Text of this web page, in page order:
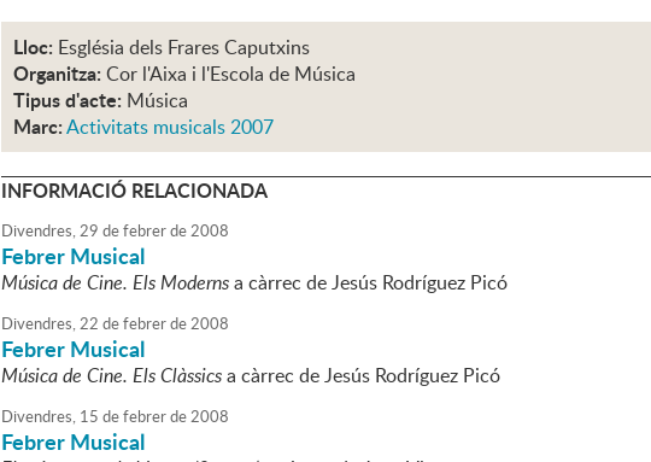
Lloc: Església dels Frares Caputxins
Organitza: Cor l'Aixa i l'Escola de Música
Tipus d'acte: Música
Marc:Activitats musicals 2007
INFORMACIÓ RELACIONADA
Divendres,29 defebrerde2008
Febrer Musical
Música de Cine. Els Modernsa càrrec de Jesús Rodríguez Picó
Divendres,22 defebrerde2008
Febrer Musical
Música de Cine. Els Clàssicsa càrrec de Jesús Rodríguez Picó
Divendres, 15 defebrerde2008
Febrer Musical